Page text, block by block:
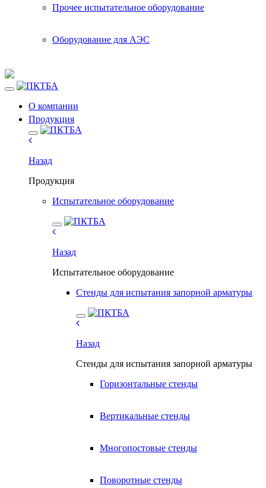
Прочее испытательное оборудование
Оборудование для АЭС
О компании
Продукция
Назад
Продукция
Испытательное оборудование
Назад
Испытательное оборудование
Стенды для испытания запорной арматуры
Назад
Стенды для испытания запорной арматуры
Горизонтальные стенды
Вертикальные стенды
Многопостовые стенды
Поворотные стенды